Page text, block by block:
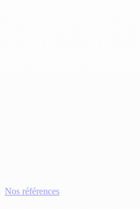
Nos références